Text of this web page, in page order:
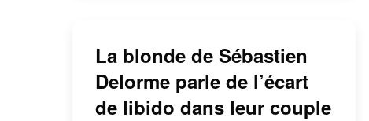
La blonde de Sébastien
Delorme parle de l’écart
de libido dans leur couple